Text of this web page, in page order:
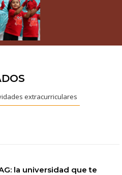
extracurriculares
la universidad que te